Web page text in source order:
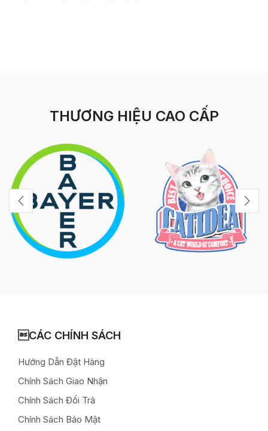
THƯƠNG HIỆU CAO CẤP
CÁC CHÍNH SÁCH
Hướng Dẫn Đặt Hàng
Chính Sách Giao Nhận
Chính Sách Đổi Trả
Chính Sách Bảo Mật